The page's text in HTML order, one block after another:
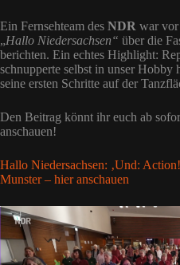
Ein Fernsehteam des NDR war
„Hallo Niedersachsen“ über die
berichten. Ein echtes Highlight:
schnupperte selbst in unser Hobby
seine ersten Schritte auf der
Den Beitrag könnt ihr euch ab
anschauen!
Hallo Niedersachsen: ‚Und:
Munster – hier anschauen